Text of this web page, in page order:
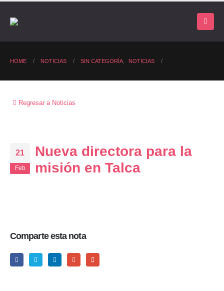
HOME NOTICIAS SIN CATEGORÍA NOTICIAS
Regresar a Noticias
21
Feb
Nueva directora para la
misión en Talca
Comparte esta nota